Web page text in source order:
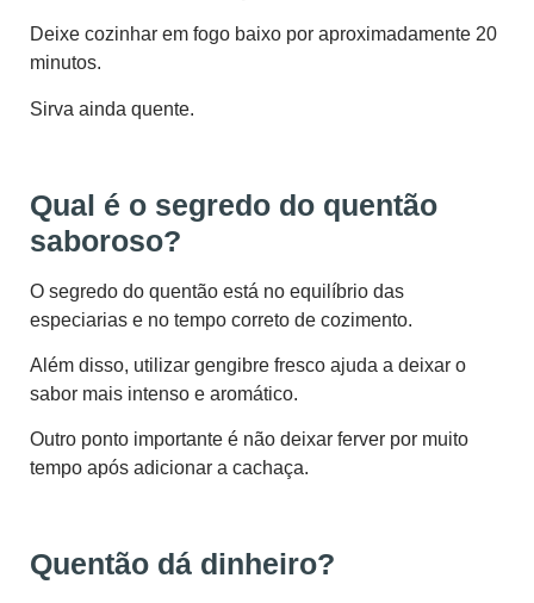
Deixe cozinhar em fogo baixo por aproximadamente 20
minutos.
Sirva ainda quente.
Qual é o segredo do quentão
saboroso?
O segredo do quentão está no equilíbrio das
especiarias e no tempo correto de cozimento.
Além disso, utilizar gengibre fresco ajuda a deixar o
sabor mais intenso e aromático.
Outro ponto importante é não deixar ferver por muito
tempo após adicionar a cachaça.
Quentão dá dinheiro?